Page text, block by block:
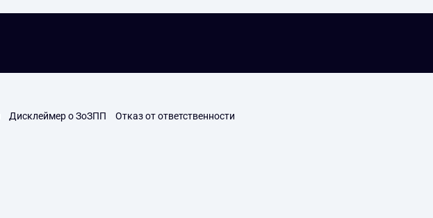
Дисклеймер о ЗоЗПП Отказ от ответственности